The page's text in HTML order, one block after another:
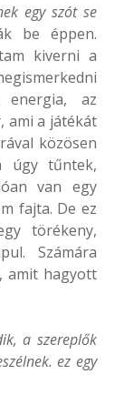
egy szót se
be éppen.
kiverni a
az
ami a játékát
közösen
úgy tűntek,
van egy
fajta. De ez
törékeny,
Számára
amit hagyott
a szereplők
ez egy